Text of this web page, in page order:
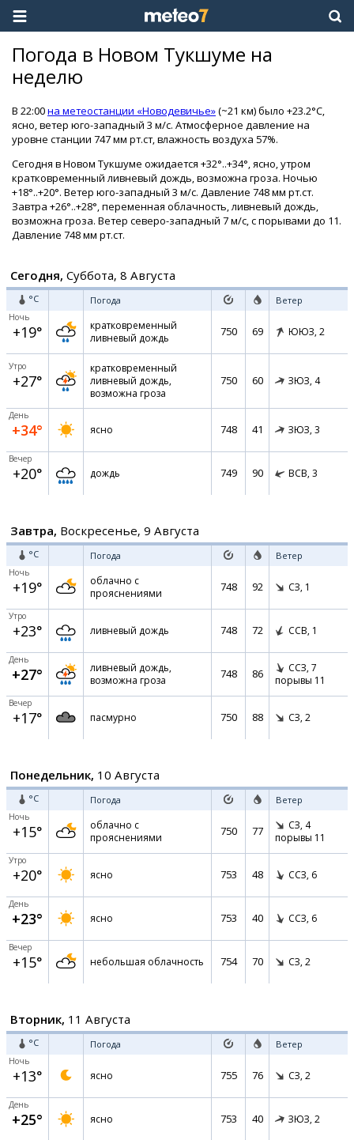
Погода в Новом Тукшуме на
неделю
В 22:00на метеостанции «Новодевичье»(~21 км) было +23.2°C,
ясно, ветер юго-западный 3 м/с. Атмосферное давление на
уровне станции 747 мм рт.ст, влажность воздуха 57%.
Сегодня в Новом Тукшуме ожидается +32°..+34°, ясно, утром
кратковременный ливневый дождь, возможна гроза. Ночью
+18°..+20°. Ветер юго-западный 3 м/с. Давление 748 мм рт.ст.
Завтра +26°..+28°, переменная облачность, ливневый дождь,
возможна гроза. Ветер северо-западный 7 м/с, с порывами до 11.
Давление 748 мм рт.ст.
Сегодня, Суббота, 8 Августа
°C Погода Ветер
Ночь
+19°
кратковременный
ливневый дождь
750 69 ЮЮЗ, 2
Утро
+27°
кратковременный
ливневый дождь,
возможна гроза
750 60 ЗЮЗ, 4
День
+34° ясно 748 41 ЗЮЗ, 3
Вечер
+20° дождь 749 90 ВСВ, 3
Завтра, Воскресенье, 9 Августа
°C Погода Ветер
Ночь
+19°
облачно с
прояснениями
748 92 СЗ, 1
Утро
+23° ливневый дождь 748 72 ССВ, 1
День
+27°
ливневый дождь,
возможна гроза
748 86 ССЗ, 7
порывы 11
Вечер
+17° пасмурно 750 88 СЗ, 2
Понедельник, 10 Августа
°C Погода Ветер
Ночь
+15°
облачно с
прояснениями
750 77 СЗ, 4
порывы 11
Утро
+20° ясно 753 48 ССЗ, 6
День
+23° ясно 753 40 ССЗ, 6
Вечер
+15° небольшая облачность 754 70 СЗ, 2
Вторник, 11 Августа
°C Погода Ветер
Ночь
+13° ясно 755 76 СЗ, 2
День
+25° ясно 753 40 ЗЮЗ, 2